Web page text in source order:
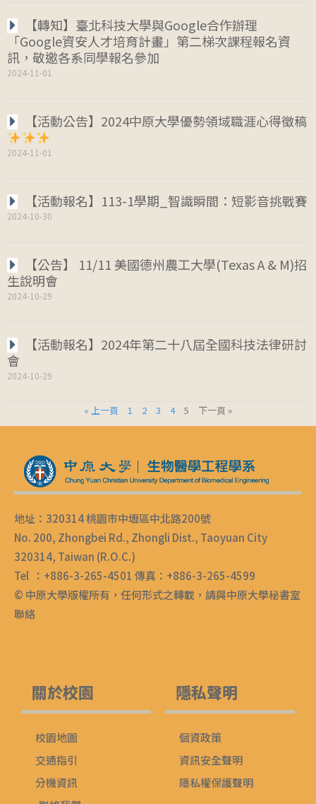
【轉知】臺北科技大學與Google合作辦理
「Google資安人才培育計畫」第二梯次課程報名資
訊，敬邀各系同學報名參加
2024-11-01
【活動公告】2024中原大學優勢領域職涯心得徵稿
2024-11-01
【活動報名】113-1學期_智識瞬間：短影音挑戰賽
2024-10-30
【公告】 11/11 美國德州農工大學(Texas A & M)招
生說明會
2024-10-29
【活動報名】2024年第二十八屆全國科技法律研討
會
2024-10-29
« 上一頁 1 2 3 4 5 下一頁 »
地址：320314 桃園市中壢區中北路200號
No. 200, Zhongbei Rd., Zhongli Dist., Taoyuan City
320314, Taiwan (R.O.C.)
Tel ：+886-3-265-4501 傳真：+886-3-265-4599
© 中原大學版權所有，任何形式之轉載，請與中原大學秘書室
聯絡
關於校園
校園地圖
交通指引
分機資訊
隱私聲明
個資政策
資訊安全聲明
隱私權保護聲明